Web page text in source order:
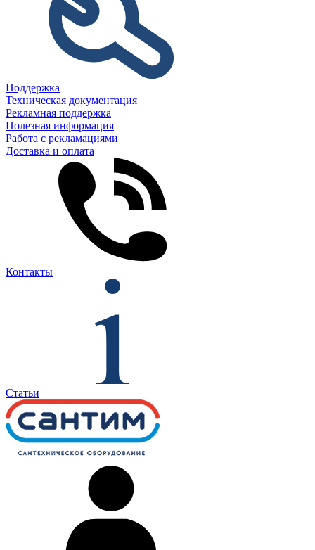
Поддержка
Техническая документация
Рекламная поддержка
Полезная информация
Работа с рекламациями
Доставка и оплата
Контакты
Статьи